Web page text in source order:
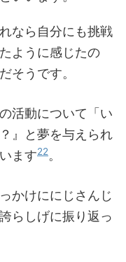
なら自分にも挑戦
ように感じたの
そうです。
活動について「い
』と夢を与えられ
ます22。
かけににじさんじ
らしげに振り返っ